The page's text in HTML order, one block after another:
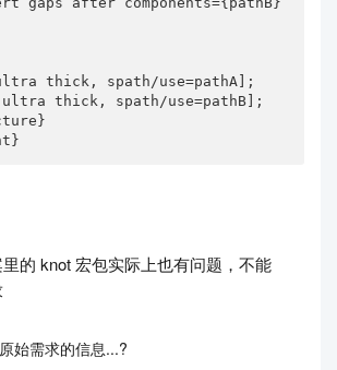
thick, spath/use=pathA];
thick, spath/use=pathB];
的 knot 宏包实际上也有问题，不能
始需求的信息...?